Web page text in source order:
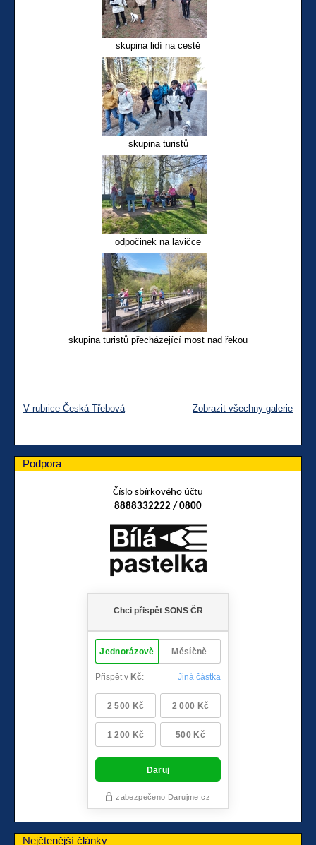
skupina lidí na cestě
skupina turistů
odpočinek na lavičce
skupina turistů přecházející most nad řekou
V rubrice Česká Třebová Zobrazit všechny galerie
Podpora
Číslo sbírkového účtu
8888332222 / 0800
Nejčtenější články